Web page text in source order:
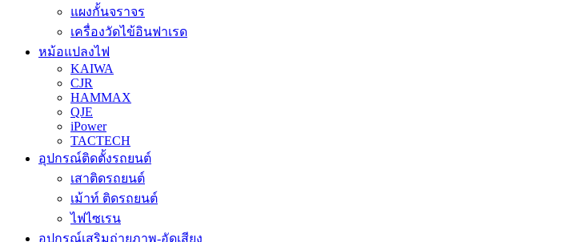
แผงกั้นจราจร
เครื่องวัดไข้อินฟาเรด
หม้อแปลงไฟ
KAIWA
CJR
HAMMAX
QJE
iPower
TACTECH
อุปกรณ์ติดตั้งรถยนต์
เสาติดรถยนต์
เม้าท์ ติดรถยนต์
ไฟไซเรน
อุปกรณ์เสริมถ่ายภาพ-อัดเสียง